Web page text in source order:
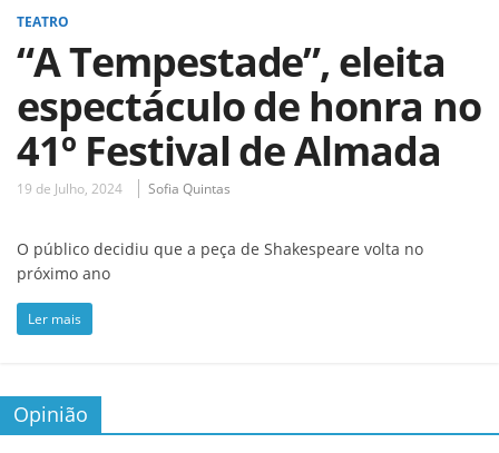
TEATRO
“A Tempestade”, eleita
espectáculo de honra no
41º Festival de Almada
19 de Julho, 2024 Sofia Quintas
O público decidiu que a peça de Shakespeare volta no
próximo ano
Ler mais
Opinião